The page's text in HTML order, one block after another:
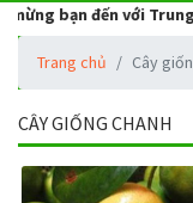
bạn đến với Trung
Trang chủ Cây
CÂY GIỐNG CHANH